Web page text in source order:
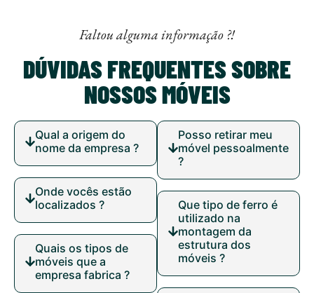
Faltou alguma informação ?!
DÚVIDAS FREQUENTES SOBRE
NOSSOS MÓVEIS
Qual a origem do
nome da empresa ?
Onde vocês estão
localizados ?
Quais os tipos de
móveis que a
empresa fabrica ?
Posso retirar meu
móvel pessoalmente
?
Que tipo de ferro é
utilizado na
montagem da
estrutura dos
móveis ?